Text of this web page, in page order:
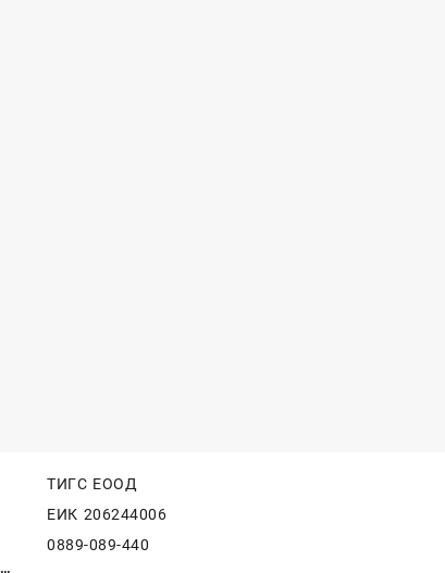
ТИГС ЕООД
ЕИК 206244006
0889-089-440